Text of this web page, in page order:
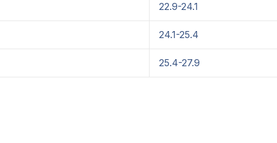
22.9-24.1
24.1-25.4
25.4-27.9